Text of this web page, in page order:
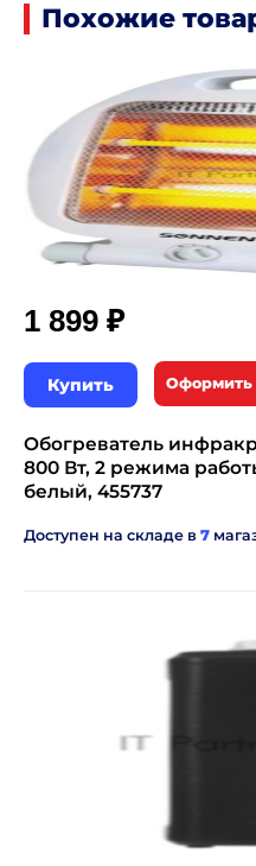
Похожие
1 899 ₽
Купить Оформить
Обогреватель
800 Вт, 2 режима
белый, 455737
Доступен на складе в 7